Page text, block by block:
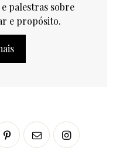
palestras sobre
e propósito.